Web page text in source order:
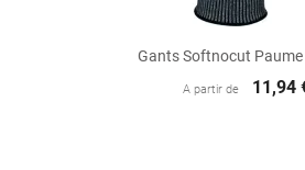
Gants Softnocut
A partir de 11,94